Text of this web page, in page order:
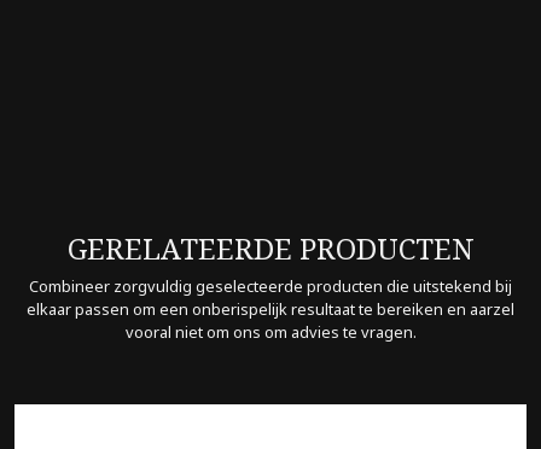
GERELATEERDE PRODUCTEN
Combineer zorgvuldig geselecteerde producten die uitstekend bij
elkaar passen om een onberispelijk resultaat te bereiken en aarzel
vooral niet om ons om advies te vragen.